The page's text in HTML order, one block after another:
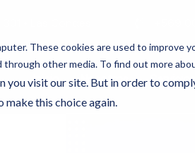
These cookies are used to improve
other media. To find out more
visit our site. But in order to
this choice again.
Inicio Nosotros Servicios